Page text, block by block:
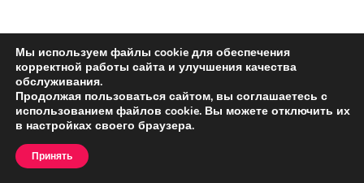
Ремонт турбин
Контакты
Пользовательское соглашение
Мы используем файлы cookie для обеспечения
корректной работы сайта и улучшения качества
обслуживания.
Продолжая пользоваться сайтом, вы соглашаетесь с
использованием файлов cookie. Вы можете отключить их
в настройках своего браузера.
Принять